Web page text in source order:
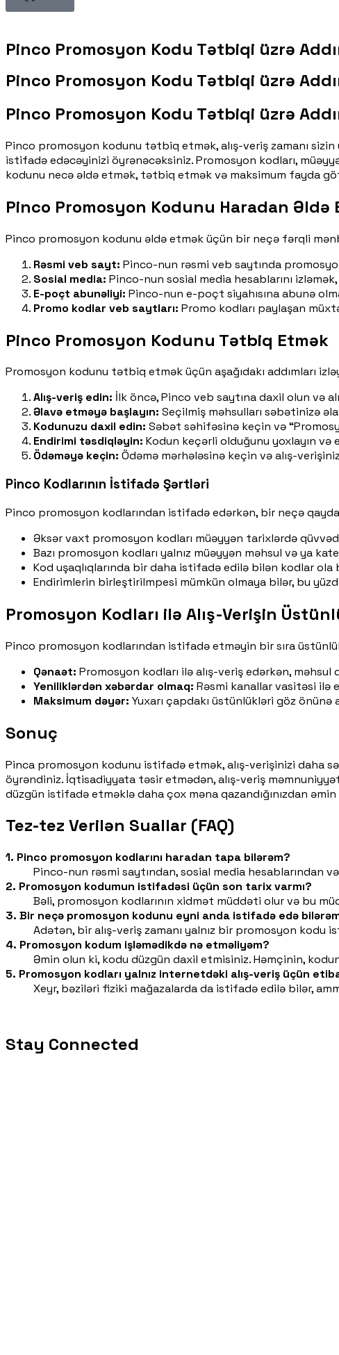
Pinco Promosyon Kodu Tətbiqi üzrə
Pinco Promosyon Kodu Tətbiqi üzrə
Pinco Promosyon Kodu Tətbiqi üzrə
Pinco promosyon kodunu tətbiq etmək, alış-veriş zamanı
istifadə edəcəyinizi öyrənəcəksiniz. Promosyon kodları,
kodunu necə əldə etmək, tətbiq etmək və maksimum fayda
Pinco Promosyon Kodunu Haradan Əldə
Pinco promosyon kodunu əldə etmək üçün bir neçə fərqli
Rəsmi veb sayt: Pinco-nun rəsmi veb saytında
Sosial media: Pinco-nun sosial media hesablarını
E-poçt abunəliyi: Pinco-nun e-poçt siyahısına abunə
Promo kodlar veb saytları: Promo kodları paylaşan
Pinco Promosyon Kodunu Tətbiq Etmək
Promosyon kodunu tətbiq etmək üçün aşağıdakı addımları
Alış-veriş edin: İlk öncə, Pinco veb saytına daxil olun və
Əlavə etməyə başlayın: Seçilmiş məhsulları səbətinizə
Kodunuzu daxil edin: Səbət səhifəsinə keçin və
Endirimi təsdiqləyin: Kodun keçərli olduğunu yoxlayın
Ödəməyə keçin: Ödəmə mərhələsinə keçin və alış-
Pinco Kodlarının İstifadə Şərtləri
Pinco promosyon kodlarından istifadə edərkən, bir neçə
Əksər vaxt promosyon kodları müəyyən tarixlərdə
Bazı promosyon kodları yalnız müəyyən məhsul və ya
Kod uşaqlıqlarında bir daha istifadə edilə bilən kodlar ola
Endirimlerin birleştirilmpesi mümkün olmaya bilər, bu
Promosyon Kodları ilə Alış-Verişin
Pinco promosyon kodlarından istifadə etməyin bir sıra
Qənaət: Promosyon kodları ilə alış-veriş edərkən,
Yeniliklərdən xəbərdar olmaq: Rəsmi kanallar vasitəsi ilə
Maksimum dəyər: Yuxarı çapdakı üstünlükləri göz
Sonuç
Pinca promosyon kodunu istifadə etmək, alış-verişinizi daha
öyrəndiniz. İqtisadiyyata təsir etmədən, alış-veriş
düzgün istifadə etməklə daha çox məna qazandığınızdan əmin
Tez-tez Verilən Suallar (FAQ)
1. Pinco promosyon kodlarını haradan tapa bilərəm?
Pinco-nun rəsmi saytından, sosial media hesablarından
2. Promosyon kodumun istifadəsi üçün son tarix varmı?
Bəli, promosyon kodlarının xidmət müddəti olur və bu
3. Bir neçə promosyon kodunu eyni anda istifadə edə
Adətən, bir alış-veriş zamanı yalnız bir promosyon kodu
4. Promosyon kodum işləmədikdə nə etməliyəm?
Əmin olun ki, kodu düzgün daxil etmisiniz. Həmçinin,
5. Promosyon kodları yalnız internetdəki alış-veriş üçün
Xeyr, bəziləri fiziki mağazalarda da istifadə edilə bilər,
Stay Connected